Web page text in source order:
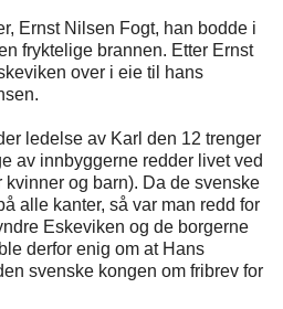
Ernst Nilsen Fogt, han bodde i
fryktelige brannen. Etter Ernst
over i eie til hans
ledelse av Karl den 12 trenger
av innbyggerne redder livet ved
og barn). Da de svenske
alle kanter, så var man redd for
Eskeviken og de borgerne
derfor enig om at Hans
svenske kongen om fribrev for